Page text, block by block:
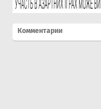
Комментарии